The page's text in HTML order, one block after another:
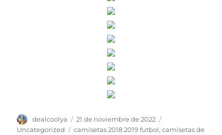
Autor
dealcoolya
Publicado
el
21 de noviembre de 2022
Uncategorized
Etiquetas
camisetas 2018 2019 futbol,camisetas de